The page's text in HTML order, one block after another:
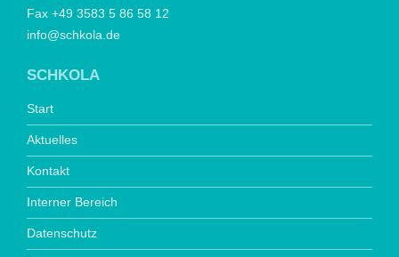
Fax +49 3583 5 86 58 12
info@schkola.de
SCHKOLA
Start
Aktuelles
Kontakt
Interner Bereich
Datenschutz